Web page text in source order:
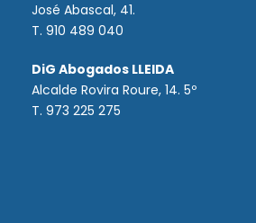
José Abascal, 41.
T. 910 489 040
DiG Abogados LLEIDA
Alcalde Rovira Roure, 14. 5º
T. 973 225 275